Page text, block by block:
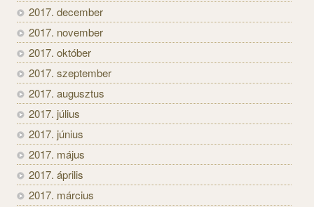
2017. december
2017. november
2017. október
2017. szeptember
2017. augusztus
2017. július
2017. június
2017. május
2017. április
2017. március